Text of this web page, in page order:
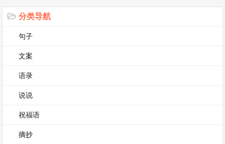
过去啄食，而我却坐在地上，满脸泪痕，又好气又
好笑。
瓜，脑海里突然冒出一个奇特的想法：西瓜籽在肚
子里会长出西瓜来。于是，我在吃西瓜的时候，小
心翼翼地把籽都吐了出来。可是，有一颗籽不小心
被我咽了下去。我顿时惊恐万分，以为自己的肚子
分类导航
句子
文案
语录
说说
祝福语
摘抄